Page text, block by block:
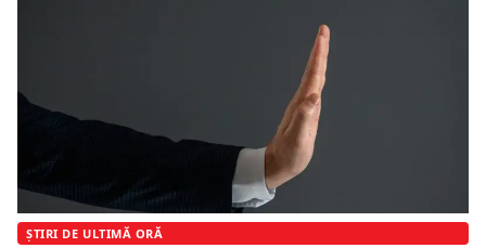
ȘTIRI DE ULTIMĂ ORĂ